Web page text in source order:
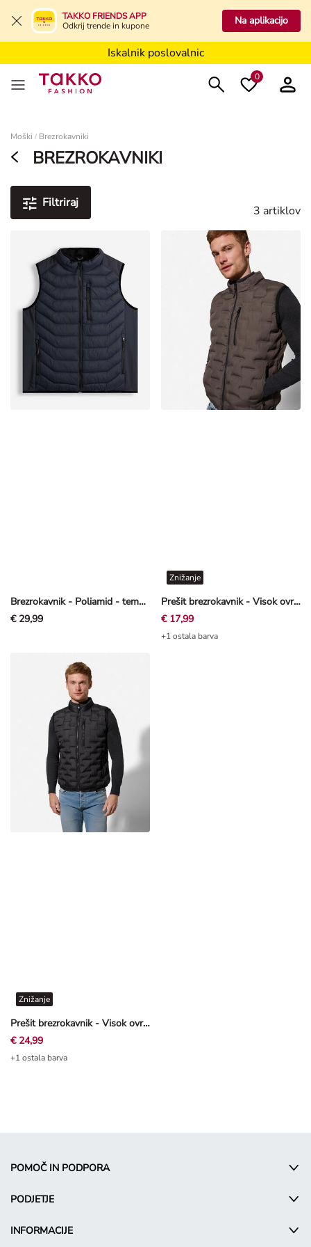
TAKKO FRIENDS APP
Odkrij trende in kupone
Na aplikacijo
Iskalnik poslovalnic
Iskalnik poslovalnic
0
Moški / Brezrokavniki
BREZROKAVNIKI
Filtriraj
3 artiklov
Brezrokavnik - Poliamid - temno modra
€ 29,99
Prešit brezrokavnik - Visok ovratnik - svetlo rjava
Znižanje
€ 17,99
+1 ostala barva
Prešit brezrokavnik - Visok ovratnik - temno modra
Znižanje
€ 24,99
+1 ostala barva
POMOČ IN PODPORA
PODJETJE
INFORMACIJE